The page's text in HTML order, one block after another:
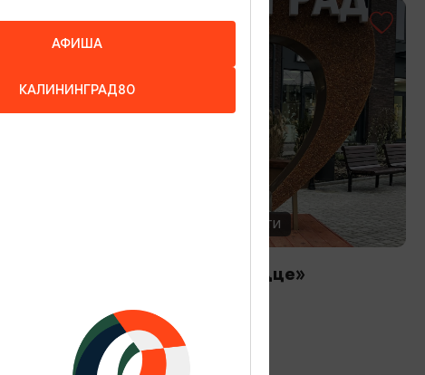
ДРУГИЕ ДОСТОПРИМЕЧАТЕЛЬНОСТИ
Арт-объект «Янтарное сердце»
Калининград, ул. В. Гюго
АФИША
КАЛИНИНГРАД80